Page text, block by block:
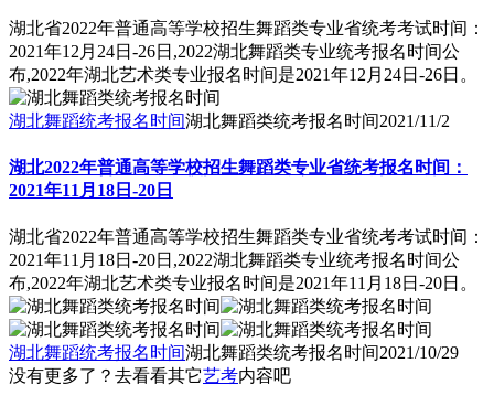
湖北省2022年普通高等学校招生舞蹈类专业省统考考试时间：
2021年12月24日-26日,2022湖北舞蹈类专业统考报名时间公
布,2022年湖北艺术类专业报名时间是2021年12月24日-26日。
湖北舞蹈统考报名时间湖北舞蹈类统考报名时间2021/11/2
湖北2022年普通高等学校招生舞蹈类专业省统考报名时间：
2021年11月18日-20日
湖北省2022年普通高等学校招生舞蹈类专业省统考考试时间：
2021年11月18日-20日,2022湖北舞蹈类专业统考报名时间公
布,2022年湖北艺术类专业报名时间是2021年11月18日-20日。
湖北舞蹈统考报名时间湖北舞蹈类统考报名时间2021/10/29
没有更多了？去看看其它艺考内容吧